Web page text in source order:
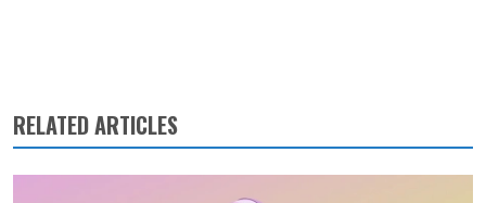
RELATED ARTICLES